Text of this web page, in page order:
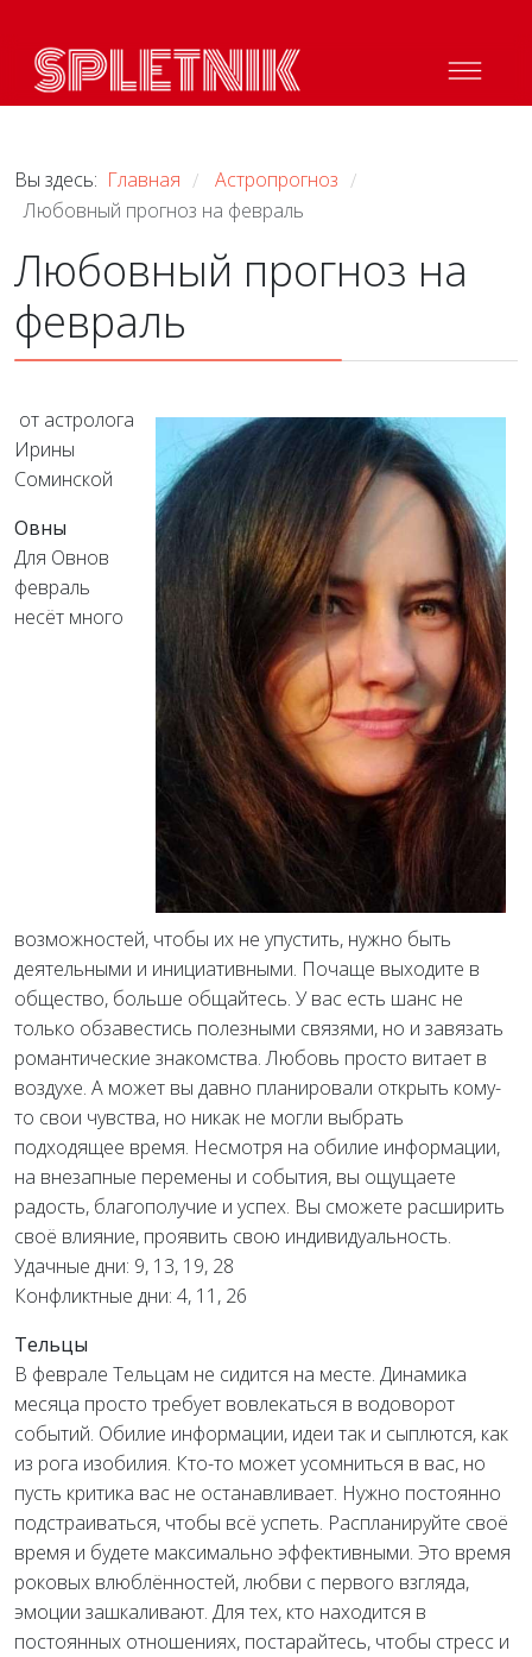
Вы здесь: Главная / Астропрогноз /
Любовный прогноз на февраль
Любовный прогноз на
февраль
от астролога
Ирины
Соминской
Овны
Для Овнов
февраль
несёт много
возможностей, чтобы их не упустить, нужно быть
деятельными и инициативными. Почаще выходите в
общество, больше общайтесь. У вас есть шанс не
только обзавестись полезными связями, но и завязать
романтические знакомства. Любовь просто витает в
воздухе. А может вы давно планировали открыть кому-
то свои чувства, но никак не могли выбрать
подходящее время. Несмотря на обилие информации,
на внезапные перемены и события, вы ощущаете
радость, благополучие и успех. Вы сможете расширить
своё влияние, проявить свою индивидуальность.
Удачные дни: 9, 13, 19, 28
Конфликтные дни: 4, 11, 26
Тельцы
В феврале Тельцам не сидится на месте. Динамика
месяца просто требует вовлекаться в водоворот
событий. Обилие информации, идеи так и сыплются, как
из рога изобилия. Кто-то может усомниться в вас, но
пусть критика вас не останавливает. Нужно постоянно
подстраиваться, чтобы всё успеть. Распланируйте своё
время и будете максимально эффективными. Это время
роковых влюблённостей, любви с первого взгляда,
эмоции зашкаливают. Для тех, кто находится в
постоянных отношениях, постарайтесь, чтобы стресс и